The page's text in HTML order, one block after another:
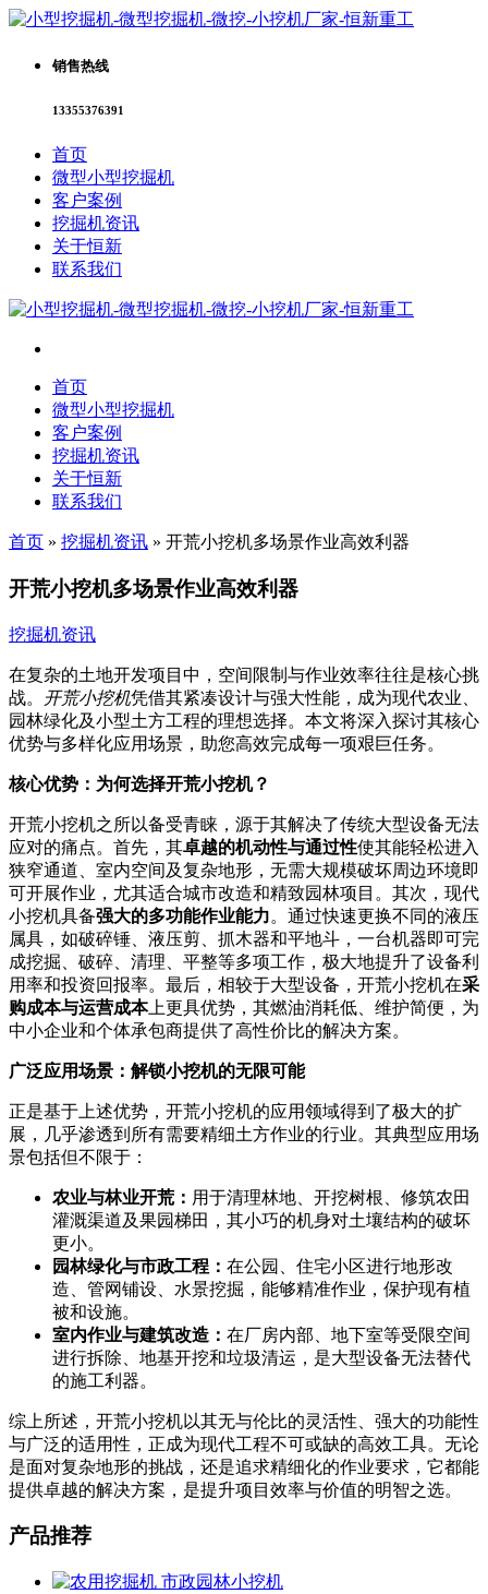
销售热线
13355376391
首页
微型小型挖掘机
客户案例
挖掘机资讯
关于恒新
联系我们
首页
微型小型挖掘机
客户案例
挖掘机资讯
关于恒新
联系我们
首页 » 挖掘机资讯 » 开荒小挖机多场景作业高效利器
开荒小挖机多场景作业高效利器
挖掘机资讯
在复杂的土地开发项目中，空间限制与作业效率往往是核心挑
战。
开荒小挖机凭借其紧凑设计与强大性能，成为现代农业、
园林绿化及小型土方工程的理想选择。本文将深入探讨其核心
优势与多样化应用场景，助您高效完成每一项艰巨任务。
核心优势：为何选择开荒小挖机？
开荒小挖机之所以备受青睐，源于其解决了传统大型设备无法
应对的痛点。首先，其卓越的机动性与通过性使其能轻松进入
狭窄通道、室内空间及复杂地形，无需大规模破坏周边环境即
可开展作业，尤其适合城市改造和精致园林项目。其次，现代
小挖机具备强大的多功能作业能力。通过快速更换不同的液压
属具，如破碎锤、液压剪、抓木器和平地斗，一台机器即可完
成挖掘、破碎、清理、平整等多项工作，极大地提升了设备利
用率和投资回报率。最后，相较于大型设备，开荒小挖机在采
购成本与运营成本上更具优势，其燃油消耗低、维护简便，为
中小企业和个体承包商提供了高性价比的解决方案。
广泛应用场景：解锁小挖机的无限可能
正是基于上述优势，开荒小挖机的应用领域得到了极大的扩
展，几乎渗透到所有需要精细土方作业的行业。其典型应用场
景包括但不限于：
农业与林业开荒： 用于清理林地、开挖树根、修筑农田
灌溉渠道及果园梯田，其小巧的机身对土壤结构的破坏
更小。
园林绿化与市政工程： 在公园、住宅小区进行地形改
造、管网铺设、水景挖掘，能够精准作业，保护现有植
被和设施。
室内作业与建筑改造： 在厂房内部、地下室等受限空间
进行拆除、地基开挖和垃圾清运，是大型设备无法替代
的施工利器。
综上所述，开荒小挖机以其无与伦比的灵活性、强大的功能性
与广泛的适用性，正成为现代工程不可或缺的高效工具。无论
是面对复杂地形的挑战，还是追求精细化的作业要求，它都能
提供卓越的解决方案，是提升项目效率与价值的明智之选。
产品推荐